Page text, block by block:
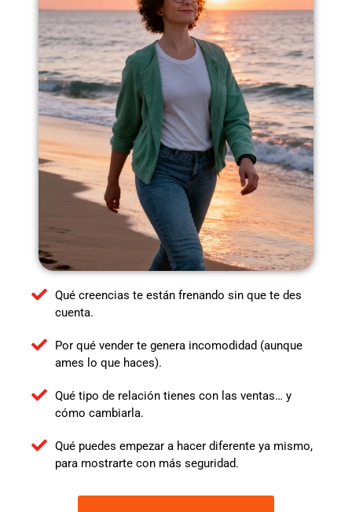
Qué creencias te están frenando sin que te des
cuenta.
Por qué vender te genera incomodidad (aunque
ames lo que haces).
Qué tipo de relación tienes con las ventas… y
cómo cambiarla.
Qué puedes empezar a hacer diferente ya mismo,
para mostrarte con más seguridad.